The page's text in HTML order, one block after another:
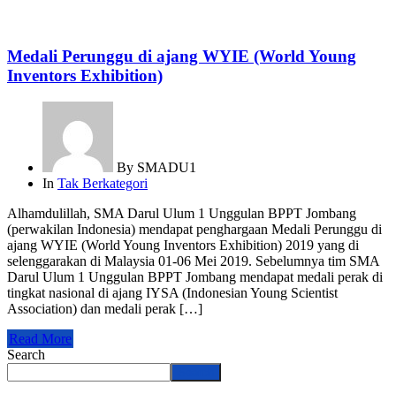
Medali Perunggu di ajang WYIE (World Young
Inventors Exhibition)
By SMADU1
In Tak Berkategori
Alhamdulillah, SMA Darul Ulum 1 Unggulan BPPT Jombang
(perwakilan Indonesia) mendapat penghargaan Medali Perunggu di
ajang WYIE (World Young Inventors Exhibition) 2019 yang di
selenggarakan di Malaysia 01-06 Mei 2019. Sebelumnya tim SMA
Darul Ulum 1 Unggulan BPPT Jombang mendapat medali perak di
tingkat nasional di ajang IYSA (Indonesian Young Scientist
Association) dan medali perak […]
Read More
Search